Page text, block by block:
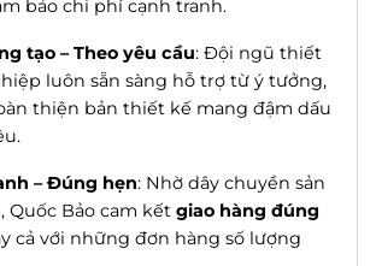
bảo chi phí cạnh tranh.
tạo – Theo yêu cầu: Đội ngũ thiết
luôn sẵn sàng hỗ trợ từ ý tưởng,
thiện bản thiết kế mang đậm dấu
– Đúng hẹn: Nhờ dây chuyền sản
Quốc Bảo cam kết giao hàng đúng
cả với những đơn hàng số lượng